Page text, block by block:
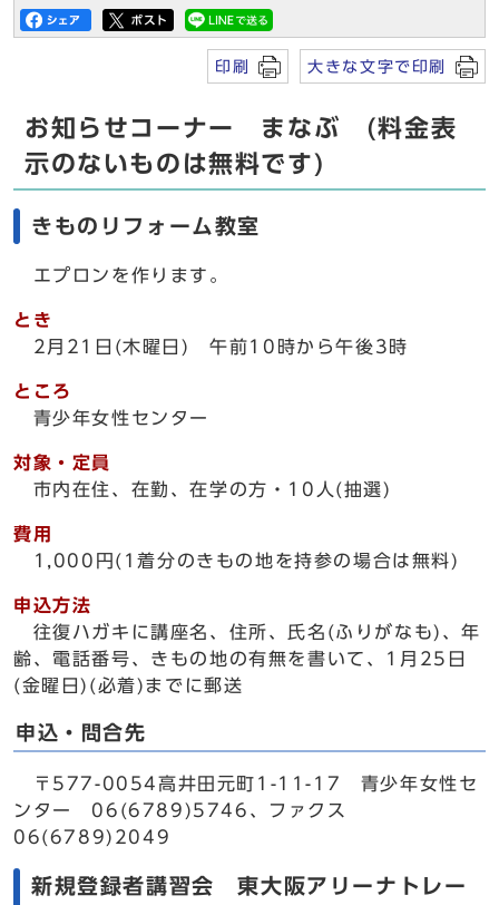
印刷 大きな文字で印刷
お知らせコーナー まなぶ (料金表
示のないものは無料です)
きものリフォーム教室
エプロンを作ります。
とき
2月21日(木曜日) 午前10時から午後3時
ところ
青少年女性センター
対象・定員
市内在住、在勤、在学の方・10人(抽選)
費用
1,000円(1着分のきもの地を持参の場合は無料)
申込方法
往復ハガキに講座名、住所、氏名(ふりがなも)、年
齢、電話番号、きもの地の有無を書いて、1月25日
(金曜日)(必着)までに郵送
申込・問合先
〒577-0054高井田元町1-11-17 青少年女性セ
ンター 06(6789)5746、ファクス
06(6789)2049
新規登録者講習会 東大阪アリーナトレー